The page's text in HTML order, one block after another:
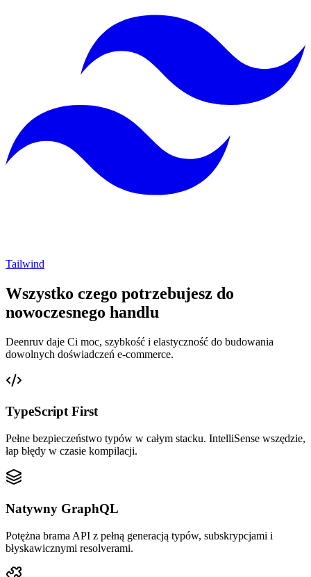
Tailwind
Wszystko czego potrzebujesz do
nowoczesnego handlu
Deenruv daje Ci moc, szybkość i elastyczność do budowania
dowolnych doświadczeń e-commerce.
TypeScript First
Pełne bezpieczeństwo typów w całym stacku. IntelliSense wszędzie,
łap błędy w czasie kompilacji.
Natywny GraphQL
Potężna brama API z pełną generacją typów, subskrypcjami i
błyskawicznymi resolverami.